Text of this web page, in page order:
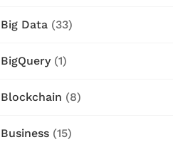
Big Data (33)
BigQuery(1)
Blockchain (8)
Business (15)